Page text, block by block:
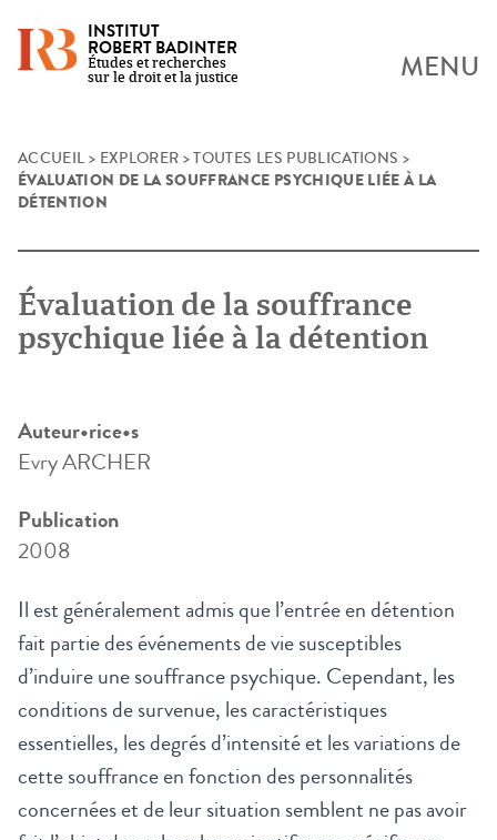
Skip
content
INSTITUT
ROBERT BADINTER
Études et recherches
sur le droit et la justice
MENU
ACCUEIL > EXPLORER >TOUTES LES PUBLICATIONS >
ÉVALUATION DE LA SOUFFRANCE PSYCHIQUE LIÉE À LA
DÉTENTION
Évaluation de la souffrance
psychique liée à la détention
Auteur•rice•s
Evry ARCHER
Publication
2008
Il est généralement admis que l’entrée en détention
fait partie des événements de vie susceptibles
d’induire une souffrance psychique. Cependant, les
conditions de survenue, les caractéristiques
essentielles, les degrés d’intensité et les variations de
cette souffrance en fonction des personnalités
concernées et de leur situation semblent ne pas avoir